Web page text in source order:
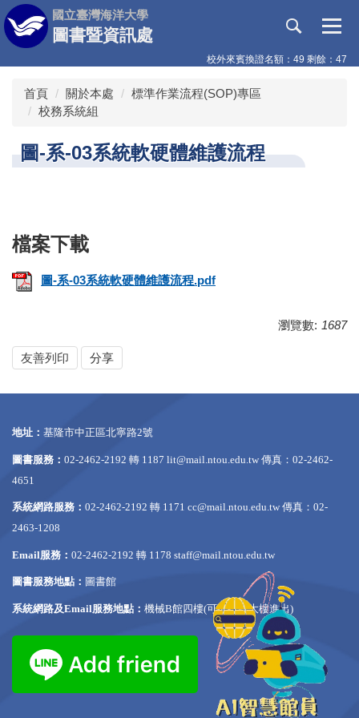
跳
到
主
要
國立臺灣海洋大學
圖書暨資訊處
校外來賓換證名額：49 剩餘：47
首頁 關於本處
標準作業流程(SOP)專區
校務系統組
圖-系-03系統軟硬體維護流程
圖-系-03系統軟硬體維護流程.pdf
瀏覽數: 1687
友善列印 分享
地址： 基隆市中正區北寧路2號
圖書服務： 02-2462-2192 轉 1187 lit@mail.ntou.edu.tw 傳真：02-2462-
4651
系統網路服務： 02-2462-2192 轉 1171 cc@mail.ntou.edu.tw 傳真：02-
2463-1208
Email服務： 02-2462-2192 轉 1178 staff@mail.ntou.edu.tw
圖書服務地點： 圖書館
系統網路及Email服務地點： 機械B館四樓(可從行政大樓進出)